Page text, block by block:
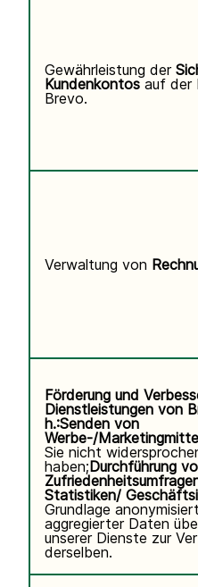
Gewährleistung der
Kundenkontos auf der
Brevo.
Verwaltung von
Förderung und
Dienstleistungen von
h.:Senden von
Werbe-/
Sie nicht
haben;Durchführung
Statistiken/
Grundlage
aggregierter Daten
unserer Dienste zur
derselben.